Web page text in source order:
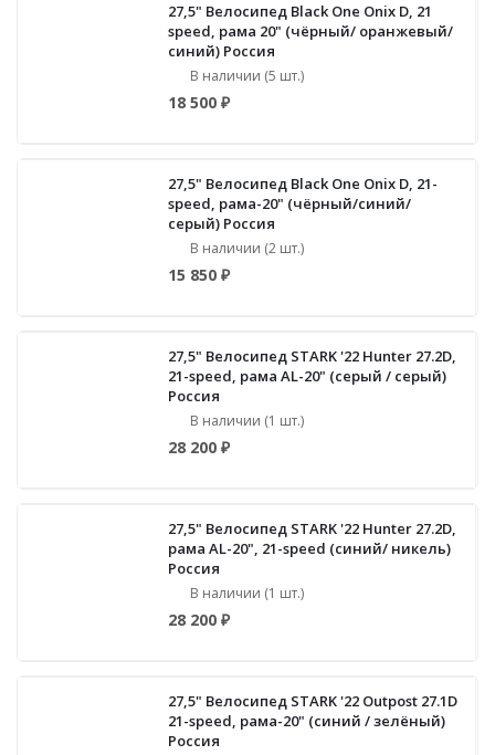
27,5" Велосипед Black One Onix D, 21
speed, рама 20" (чёрный/ оранжевый/
синий) Россия
В наличии (5 шт.)
18 500 ₽
27,5" Велосипед Black One Onix D, 21-
speed, рама-20" (чёрный/синий/
серый) Россия
В наличии (2 шт.)
15 850 ₽
27,5" Велосипед STARK '22 Hunter 27.2D,
21-speed, рама AL-20" (серый / серый)
Россия
В наличии (1 шт.)
28 200 ₽
27,5" Велосипед STARK '22 Hunter 27.2D,
рама AL-20", 21-speed (синий/ никель)
Россия
В наличии (1 шт.)
28 200 ₽
27,5" Велосипед STARK '22 Outpost 27.1D
21-speed, рама-20" (синий / зелёный)
Россия